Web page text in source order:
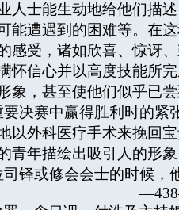
人士能生动地给他们描
能遭遇到的困难等。在
感受，诸如欣喜、惊讶
信心并以高度技能所
，甚至使他们似乎已尝
决赛中赢得胜利时的紧
以外科医疗手术来挽回
青年描绘出吸引人的形象
铎或修会会士的时候，